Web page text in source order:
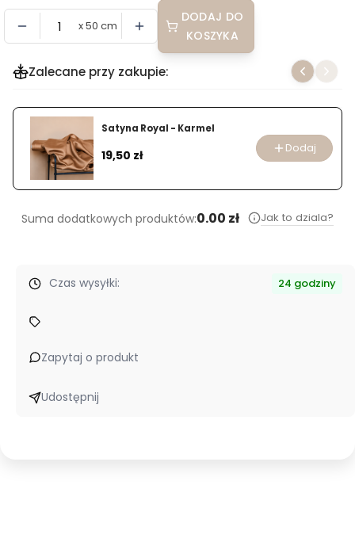
x 50 cm
DODAJ DO
KOSZYKA
Zalecane przy zakupie:
Satyna Royal - Karmel
Cena
19,50 zł Dodaj
Suma dodatkowych produktów:0.00 zł Jak to dziala?
Czas wysyłki: 24 godziny
Zapytaj o produkt
Udostępnij